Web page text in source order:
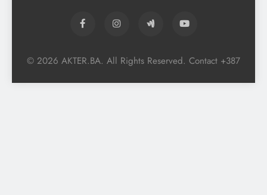
© 2026 AKTER.BA. All Rights Reserved. Contact +387